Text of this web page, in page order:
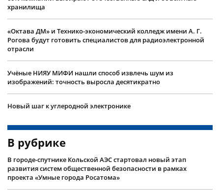
хранилища
«Октава ДМ» и Технико-экономический колледж имени А. Г.
Рогова будут готовить специалистов для радиоэлектронной
отрасли
Учëные НИЯУ МИФИ нашли способ извлечь шум из
изображений: точность выросла десятикратно
Новый шаг к углеродной электронике
В рубрике
В городе-спутнике Кольской АЭС стартовал новый этап
развития систем общественной безопасности в рамках
проекта «Умные города Росатома»